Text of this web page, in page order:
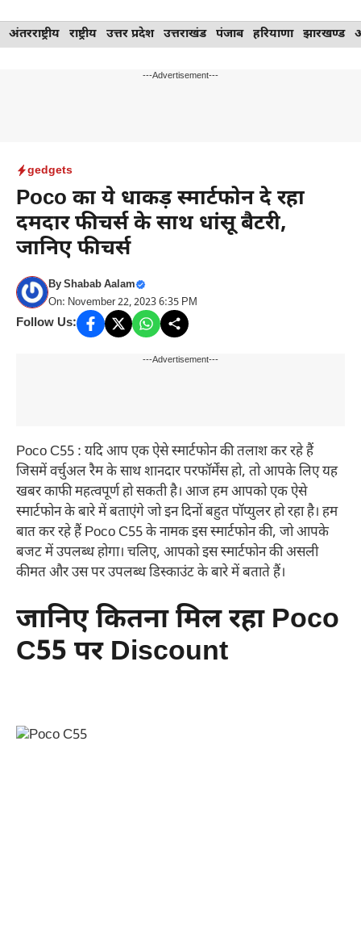
Skip
to
अंतरराष्ट्रीय राष्ट्रीय उत्तर प्रदेश उत्तराखंड पंजाब हरियाणा झारखण्ड
---Advertisement---
gedgets
Poco का ये धाकड़ स्मार्टफोन दे रहा
दमदार फीचर्स के साथ धांसू बैटरी,
जानिए फीचर्स
ByShabab Aalam
On: November 22, 2023 6:35 PM
Follow Us:
---Advertisement---
Poco C55 : यदि आप एक ऐसे स्मार्टफोन की तलाश कर रहे हैं
जिसमें वर्चुअल रैम के साथ शानदार परफॉर्मेंस हो, तो आपके लिए यह
खबर काफी महत्वपूर्ण हो सकती है। आज हम आपको एक ऐसे
स्मार्टफोन के बारे में बताएंगे जो इन दिनों बहुत पॉप्युलर हो रहा है। हम
बात कर रहे हैं Poco C55 के नामक इस स्मार्टफोन की, जो आपके
बजट में उपलब्ध होगा। चलिए, आपको इस स्मार्टफोन की असली
कीमत और उस पर उपलब्ध डिस्काउंट के बारे में बताते हैं।
जानिए कितना मिल रहा Poco
C55 पर Discount